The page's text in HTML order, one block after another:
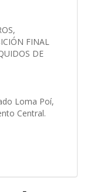
FINAL
DE
Loma Poí,
Central.